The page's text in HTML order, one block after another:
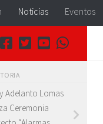
Noticias Eventos
Adelanto Lomas
Ceremonia